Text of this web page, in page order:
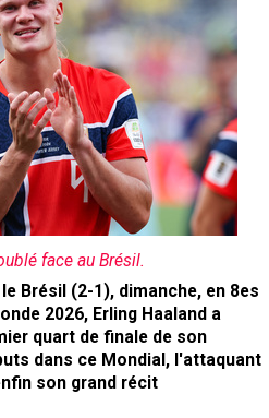
face au Brésil.
Brésil (2-1), dimanche, en 8es
2026, Erling Haaland a
quart de finale de son
dans ce Mondial, l'attaquant
son grand récit